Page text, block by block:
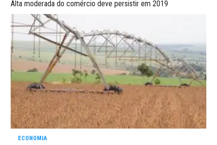
Alta moderada do comércio deve persistir em 2019
ECONOMIA